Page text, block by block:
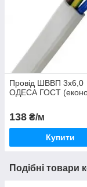
Провід ШВВП 3х6,0
ОДЕСА ГОСТ
138 ₴/м
Купити
Подібні товари